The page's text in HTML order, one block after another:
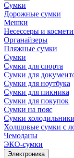
Сумки
Дорожные сумки
Мешки
Несессеры и
Органайзеры
Пляжные сумки
Сумки
Сумки для спорта
Сумки для
Сумки для ноутбука
Сумки для пикника
Сумки для покупок
Сумки на пояс
Сумки холодильники
Холщовые сумки с
Чемоданы
ЭКО-сумки
Электроника